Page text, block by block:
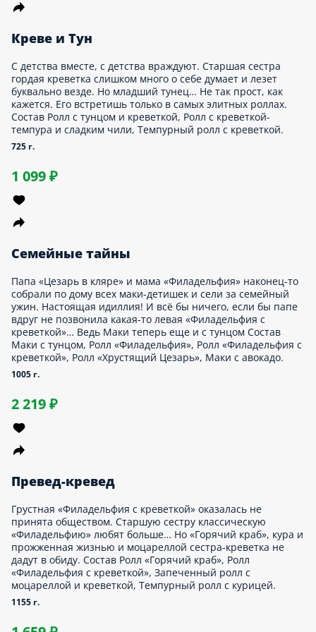
г.
тайны
«Цезарь в кляре» и мама «Филадельфия» наконец-то
по дому всех маки-детишек и сели за семейный ужин.
идиллия! И всё бы ничего, если бы папе вдруг не
какая-то левая «Филадельфия с креветкой»… Ведь
теперь еще и с тунцом Состав Маки с тунцом, Ролл
Цезарь», Маки с авокадо.
г.
₽
«Филадельфия с креветкой» оказалась не принята
Старшую сестру классическую «Филадельфию»
больше… Но «Горячий краб», кура и прожженная жизнью
сестра-креветка не дадут в обиду. Состав Ролл
краб», Ролл «Филадельфия с креветкой», Запеченный
с моцареллой и креветкой, Темпурный ролл с курицей.
₽
катка
катку и дать Голодатору_999 одержать победу. Выпускаем
— непобедимо любимую «Калифорнию». Состав Маки с
Ролл со снежным крабом, Ролл «Калифорния», Ролл
Ролл «Филадельфия с креветкой».
г.
₽
в Калифорнии